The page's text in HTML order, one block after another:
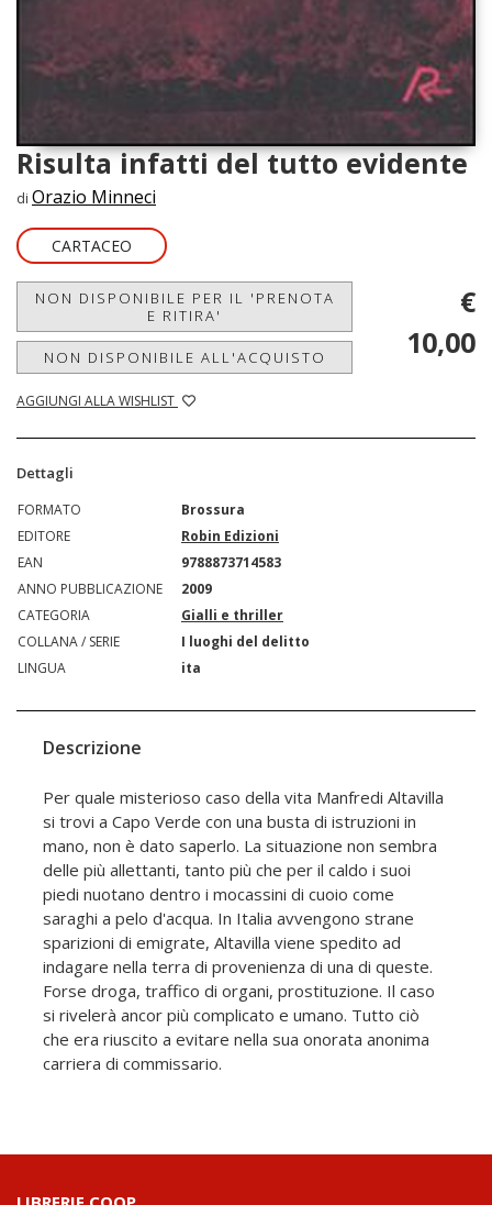
Risulta infatti del tutto evidente
di Orazio Minneci
CARTACEO
NON DISPONIBILE PER IL 'PRENOTA
E RITIRA'
NON DISPONIBILE ALL'ACQUISTO
AGGIUNGI ALLA WISHLIST
€
10,00
Dettagli
FORMATO
Brossura
EDITORE
Robin Edizioni
EAN
9788873714583
ANNO PUBBLICAZIONE
2009
CATEGORIA
Gialli e thriller
COLLANA / SERIE
I luoghi del delitto
LINGUA
ita
Descrizione
Per quale misterioso caso della vita Manfredi Altavilla
si trovi a Capo Verde con una busta di istruzioni in
mano, non è dato saperlo. La situazione non sembra
delle più allettanti, tanto più che per il caldo i suoi
piedi nuotano dentro i mocassini di cuoio come
saraghi a pelo d'acqua. In Italia avvengono strane
sparizioni di emigrate, Altavilla viene spedito ad
indagare nella terra di provenienza di una di queste.
Forse droga, traffico di organi, prostituzione. Il caso
si rivelerà ancor più complicato e umano. Tutto ciò
che era riuscito a evitare nella sua onorata anonima
carriera di commissario.